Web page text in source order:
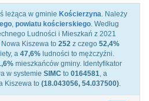
leżąca w gminie Kościerzyna. Należy
, powiatu kościerskiego. Według
Ludności i Mieszkań z 2021
Kiszewa to 252 z czego 52,4%
a 47,6% ludności to mężczyźni.
mieszkańców gminy. Identyfikator
w systemie SIMC to 0164581, a
Kiszewa to (18.043056, 54.037500).